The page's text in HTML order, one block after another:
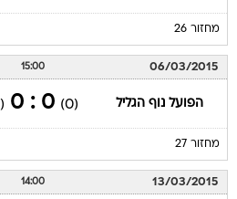
מחזור 26
06/03/2015
15:00
הפועל נוף הגליל (0)
0 : 0
(0)
מחזור 27
13/03/2015
14:00